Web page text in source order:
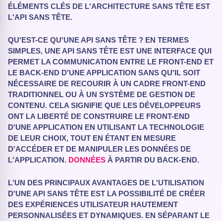
ÉLÉMENTS CLÉS DE L'ARCHITECTURE SANS TÊTE EST
L'API SANS TÊTE.
QU'EST-CE QU'UNE API SANS TÊTE ? EN TERMES
SIMPLES, UNE API SANS TÊTE EST UNE INTERFACE QUI
PERMET LA COMMUNICATION ENTRE LE FRONT-END ET
LE BACK-END D'UNE APPLICATION SANS QU'IL SOIT
NÉCESSAIRE DE RECOURIR À UN CADRE FRONT-END
TRADITIONNEL OU À UN SYSTÈME DE GESTION DE
CONTENU. CELA SIGNIFIE QUE LES DÉVELOPPEURS
ONT LA LIBERTÉ DE CONSTRUIRE LE FRONT-END
D'UNE APPLICATION EN UTILISANT LA TECHNOLOGIE
DE LEUR CHOIX, TOUT EN ÉTANT EN MESURE
D'ACCÉDER ET DE MANIPULER LES DONNÉES DE
L'APPLICATION. DONNÉES À PARTIR DU BACK-END.
L'UN DES PRINCIPAUX AVANTAGES DE L'UTILISATION
D'UNE API SANS TÊTE EST LA POSSIBILITÉ DE CRÉER
DES EXPÉRIENCES UTILISATEUR HAUTEMENT
PERSONNALISÉES ET DYNAMIQUES. EN SÉPARANT LE